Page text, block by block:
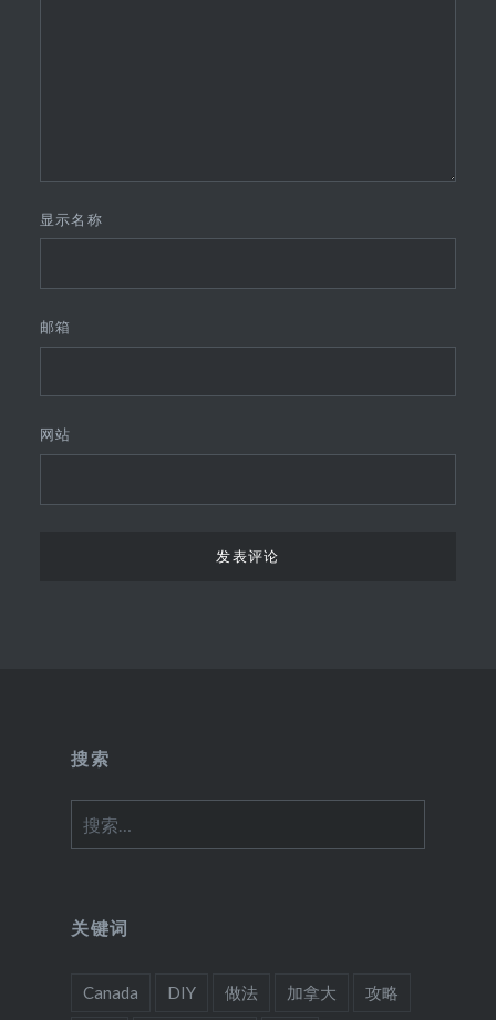
显示名称
邮箱
网站
搜索
索：
关键词
Canada DIY 做法 加拿大 攻略